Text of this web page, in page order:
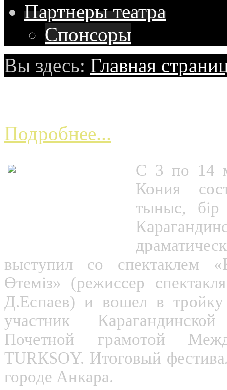
Партнерытеатра
Спонсоры
Вы здесь: Главная
Подробнее...
С 3 по 14
Кония
тыныс,
выступил со спектаклем
Өтеміз» (режиссер
Д.Еспаев) и вошел в
участник
Почетной грамотой
ТURКSOY. Итоговый
городе Анкара.